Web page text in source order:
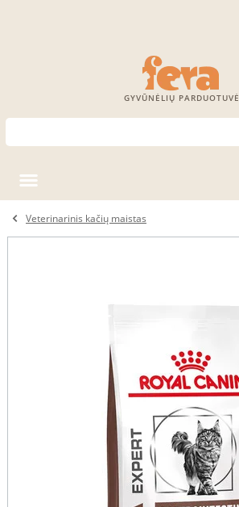
GYVŪNĖLIŲ PARDUOTUVĖ
Veterinarinis kačių maistas